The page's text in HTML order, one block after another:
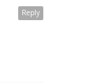
Reply